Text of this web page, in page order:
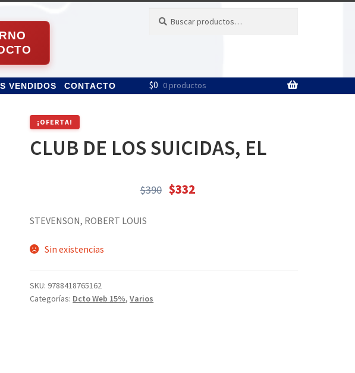
por:
VENDIDOS CONTACTO $0 0 productos
¡OFERTA!
CLUB DE LOS SUICIDAS, EL
$390 El
$332
El
STEVENSON, ROBERT LOUIS
Sin existencias
SKU: 9788418765162
Categorías: Dcto Web 15%,Varios